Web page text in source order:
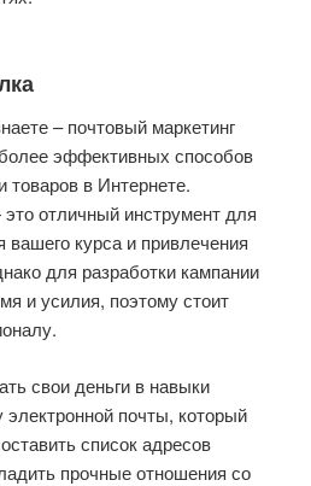
– почтовый маркетинг
эффективных способов
товаров в Интернете.
отличный инструмент для
курса и привлечения
для разработки кампании
и усилия, поэтому стоит
свои деньги в навыки
электронной почты, который
список адресов
прочные отношения со